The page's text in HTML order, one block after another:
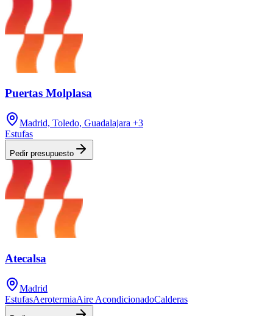
Puertas Molplasa
Madrid, Toledo, Guadalajara +3
Estufas
Pedir presupuesto
Atecalsa
Madrid
EstufasAerotermiaAire AcondicionadoCalderas